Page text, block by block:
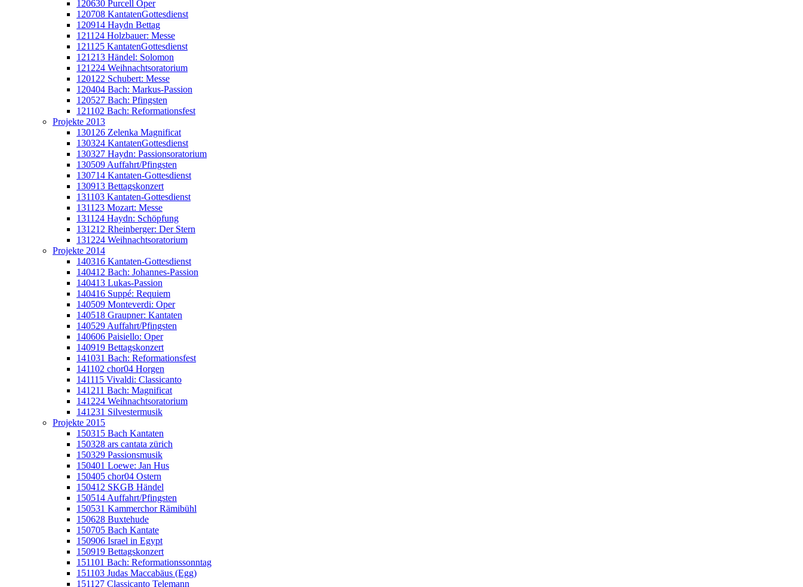
120630 Purcell Oper
120708 KantatenGottesdienst
120914 Haydn Bettag
121124 Holzbauer: Messe
121125 KantatenGottesdienst
121213 Händel: Solomon
121224 Weihnachtsoratorium
120122 Schubert: Messe
120404 Bach: Markus-Passion
120527 Bach: Pfingsten
121102 Bach: Reformationsfest
Projekte 2013
130126 Zelenka Magnificat
130324 KantatenGottesdienst
130327 Haydn: Passionsoratorium
130509 Auffahrt/Pfingsten
130714 Kantaten-Gottesdienst
130913 Bettagskonzert
131103 Kantaten-Gottesdienst
131123 Mozart: Messe
131124 Haydn: Schöpfung
131212 Rheinberger: Der Stern
131224 Weihnachtsoratorium
Projekte 2014
140316 Kantaten-Gottesdienst
140412 Bach: Johannes-Passion
140413 Lukas-Passion
140416 Suppé: Requiem
140509 Monteverdi: Oper
140518 Graupner: Kantaten
140529 Auffahrt/Pfingsten
140606 Paisiello: Oper
140919 Bettagskonzert
141031 Bach: Reformationsfest
141102 chor04 Horgen
141115 Vivaldi: Classicanto
141211 Bach: Magnificat
141224 Weihnachtsoratorium
141231 Silvestermusik
Projekte 2015
150315 Bach Kantaten
150328 ars cantata zürich
150329 Passionsmusik
150401 Loewe: Jan Hus
150405 chor04 Ostern
150412 SKGB Händel
150514 Auffahrt/Pfingsten
150531 Kammerchor Rämibühl
150628 Buxtehude
150705 Bach Kantate
150906 Israel in Egypt
150919 Bettagskonzert
151101 Bach: Reformationssonntag
151103 Judas Maccabäus (Egg)
151127 Classicanto Telemann